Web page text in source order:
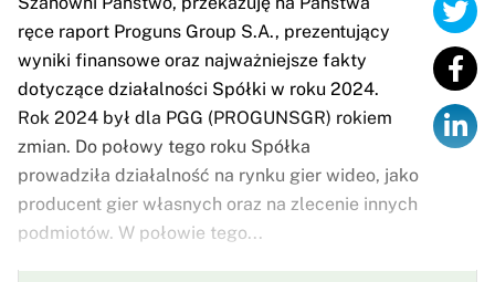
ręce raport Proguns Group S.A., prezentujący
wyniki finansowe oraz najważniejsze fakty
dotyczące działalności Spółki w roku 2024.
Rok 2024 był dla PGG (PROGUNSGR) rokiem
zmian. Do połowy tego roku Spółka
prowadziła działalność na rynku gier wideo, jako
producent gier własnych oraz na zlecenie innych
podmiotów. W połowie tego...